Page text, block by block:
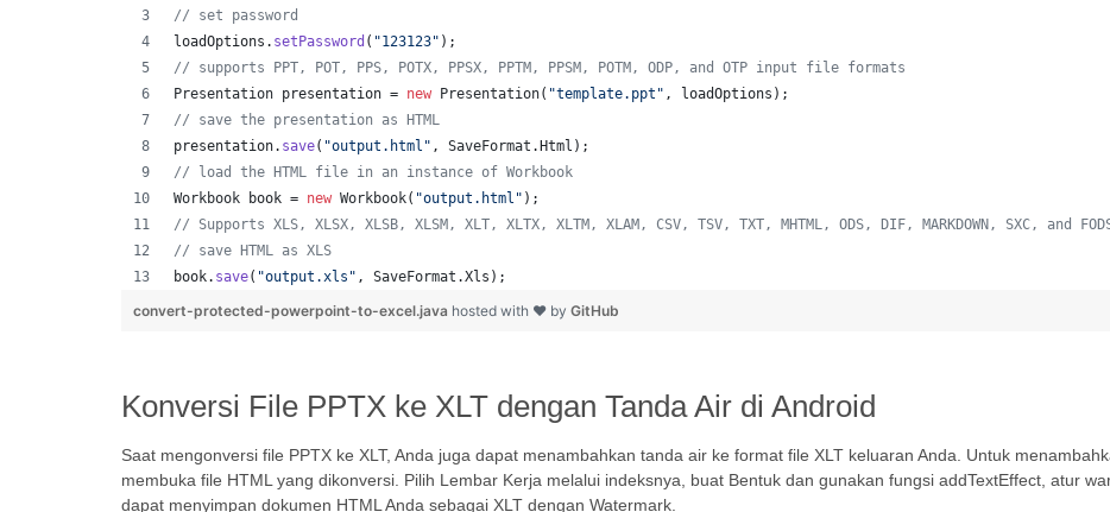
// set password
loadOptions . setPassword ( "123123" );
// supports PPT, POT, PPS, POTX, PPSX, PPTM, PPSM, POTM, ODP, and OTP input file formats
Presentation presentation = new Presentation( "template.ppt" , loadOptions );
// save the presentation as HTML
presentation. save( "output.html" , SaveFormat . Html );
// load the HTML file in an instance of Workbook
Workbook
book = new Workbook( "output.html" );
// Supports XLS, XLSX, XLSB, XLSM, XLT, XLTX, XLTM, XLAM, CSV, TSV, TXT, MHTML, ODS, DIF, MARKDOWN, SXC, and
// save HTML as XLS
book. save( "output.xls" , SaveFormat .Xls );
convert-protected-powerpoint-to-excel.java hosted with ❤ by GitHub
Konversi File PPTX ke XLT dengan Tanda Air di Android
Saat mengonversi file PPTX ke XLT, Anda juga dapat menambahkan tanda air ke format file XLT keluaran Anda. Untuk
membuka file HTML yang dikonversi. Pilih Lembar Kerja melalui indeksnya, buat Bentuk dan gunakan fungsi addTextEffect, atur
dapat menyimpan dokumen HTML Anda sebagai XLT dengan Watermark.